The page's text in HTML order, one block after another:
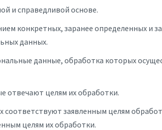
и справедливой основе.
конкретных, заранее определенных и
данных.
данные, обработка которых
отвечают целям их обработки.
заявленным целям
целям их обработки.